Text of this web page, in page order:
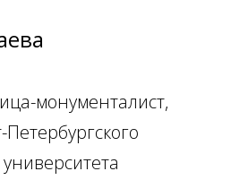
монументалист,